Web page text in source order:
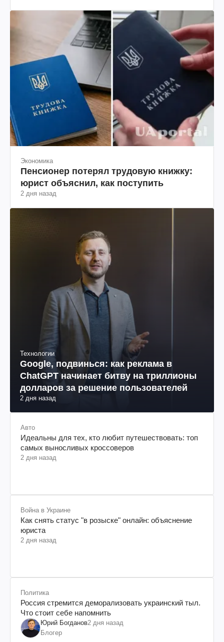
Экономика
Пенсионер потерял трудовую книжку:
юрист объяснил, как поступить
2 дня назад
Технологии
Google, подвинься: как реклама в
ChatGPT начинает битву на триллионы
долларов за решение пользователей
2 дня назад
Авто
Идеальны для тех, кто любит путешествовать: топ
самых выносливых кроссоверов
2 дня назад
Война в Украине
Как снять статус "в розыске" онлайн: объяснение
юриста
2 дня назад
Политика
Россия стремится деморализовать украинский тыл.
Что стоит себе напомнить
Юрий Богданов2 дня назад
Блогер